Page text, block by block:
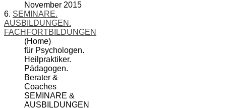
November 2015
6. SEMINARE.
AUSBILDUNGEN.
FACHFORTBILDUNGEN
(Home)
für Psychologen.
Heilpraktiker.
Pädagogen.
Berater &
Coaches
SEMINARE &
AUSBILDUNGEN